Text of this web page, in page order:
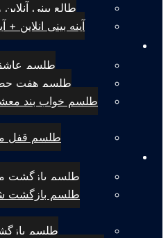
طالع بینی آنلاین
آینه بینی انلاین + آینه
طلسم عاشق کردن
طلسم هفت
طلسم قفل معشوق
طلسم بازگشت معشوق
طلسم بازگشت
طلسم بازگشت